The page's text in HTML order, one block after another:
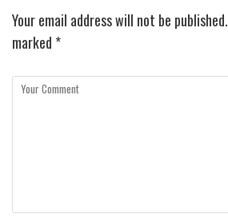
Your email address will not be published.
marked *